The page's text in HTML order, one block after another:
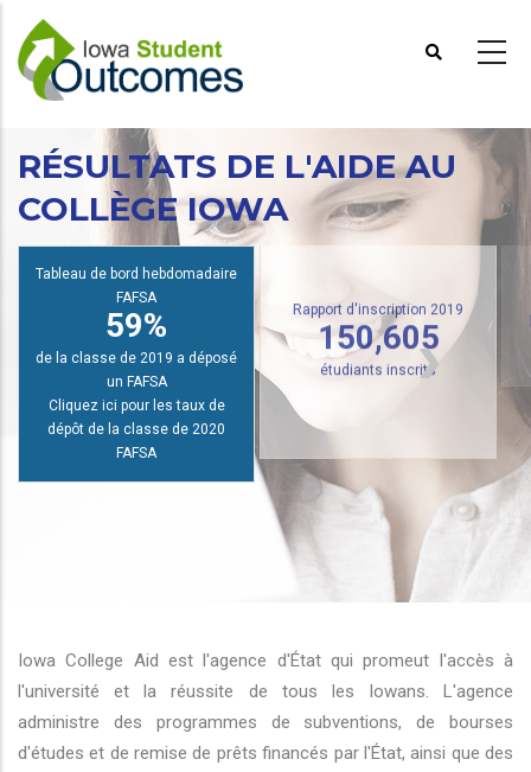
contenu
principal
RÉSULTATS DE L'AIDE AU
COLLÈGE IOWA
Tableau de bord hebdomadaire
FAFSA
59%
de la classe de 2019 a déposé
un FAFSA
Cliquez ici pour les taux de
dépôt de la classe de 2020
FAFSA
Rapport d'inscription 2019
150,605
Iowa College Aid est l'agence d'État qui promeut l'accès à
l'université et la réussite de tous les Iowans. L'agence
administre des programmes de subventions, de bourses
d'études et de remise de prêts financés par l'État, ainsi que des